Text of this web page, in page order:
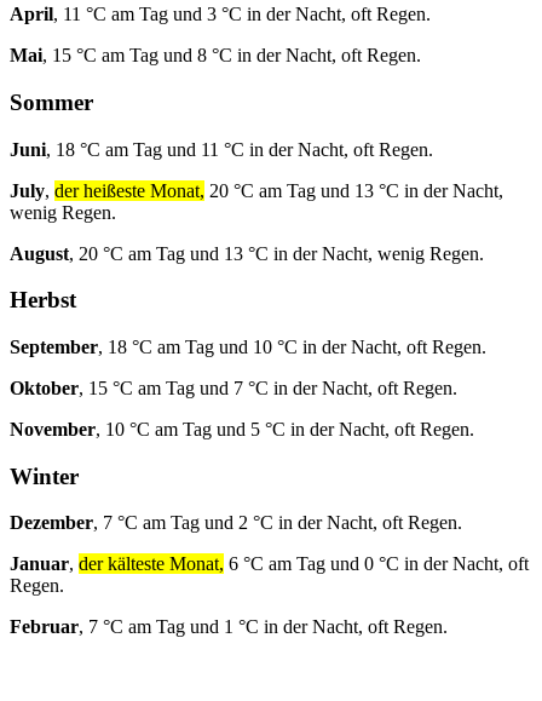
April, 11 °C am Tag und 3 °C in der Nacht, oft Regen.
Mai, 15 °C am Tag und 8 °C in der Nacht, oft Regen.
Sommer
Juni, 18 °C am Tag und 11 °C in der Nacht, oft Regen.
July, der heißeste Monat, 20 °C am Tag und 13 °C in der Nacht,
wenig Regen.
August, 20 °C am Tag und 13 °C in der Nacht, wenig Regen.
Herbst
September, 18 °C am Tag und 10 °C in der Nacht, oft Regen.
Oktober, 15 °C am Tag und 7 °C in der Nacht, oft Regen.
November, 10 °C am Tag und 5 °C in der Nacht, oft Regen.
Winter
Dezember, 7 °C am Tag und 2 °C in der Nacht, oft Regen.
Januar, der kälteste Monat, 6 °C am Tag und 0 °C in der Nacht, oft
Regen.
Februar, 7 °C am Tag und 1 °C in der Nacht, oft Regen.